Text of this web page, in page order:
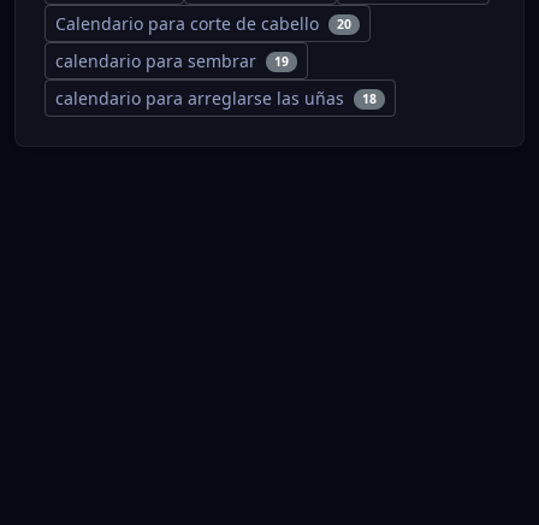
Calendario para corte de cabello 20
calendario para sembrar 19
calendario para arreglarse las uñas 18